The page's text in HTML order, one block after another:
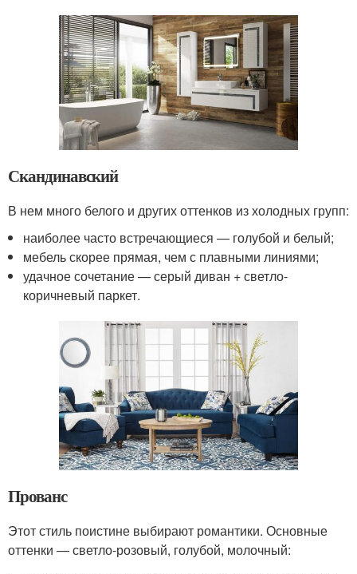
Скандинавский
В нем много белого и других оттенков из холодных групп:
наиболее часто встречающиеся — голубой и белый;
мебель скорее прямая, чем с плавными линиями;
удачное сочетание — серый диван + светло-
коричневый паркет.
Прованс
Этот стиль поистине выбирают романтики. Основные
оттенки — светло-розовый, голубой, молочный: